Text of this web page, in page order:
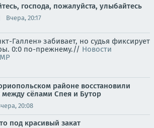
господа, пожалуйста, улыбайтесь
Вчера, 20:17
Галлен» забивает, но судья фиксирует
0:0 по-прежнему.// Новости
районе восстановили
между сёлами Спея и Бутор
20:08
под красивый закат